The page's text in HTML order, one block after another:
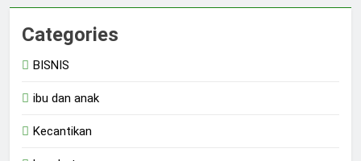
Categories
BISNIS
ibu dan anak
Kecantikan